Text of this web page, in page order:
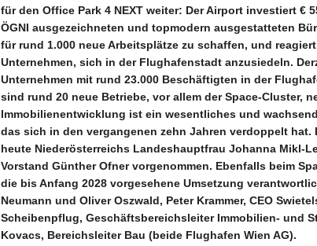
für den Office Park 4 NEXT weiter: Der Airport investiert €
ÖGNI ausgezeichneten und topmodern ausgestatteten
für rund 1.000 neue Arbeitsplätze zu schaffen, und
Unternehmen, sich in der Flughafenstadt anzusiedeln.
Unternehmen mit rund 23.000 Beschäftigten in der
sind rund 20 neue Betriebe, vor allem der Space-Cluster,
Immobilienentwicklung ist ein wesentliches und
das sich in den vergangenen zehn Jahren verdoppelt hat.
heute Niederösterreichs Landeshauptfrau Johanna Mikl-
Vorstand Günther Ofner vorgenommen. Ebenfalls beim
die bis Anfang 2028 vorgesehene Umsetzung
Neumann und Oliver Oszwald, Peter Krammer, CEO
Scheibenpflug, Geschäftsbereichsleiter Immobilien- und
Kovacs, Bereichsleiter Bau (beide Flughafen Wien AG).